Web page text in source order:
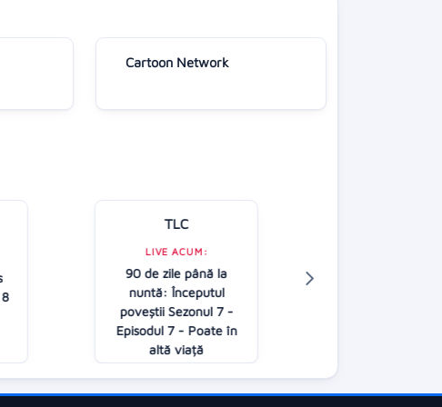
Cartoon Network
TLC
LIVE ACUM:
90 de zile până la
nuntă: Începutul
poveştii Sezonul 7 -
Episodul 7 - Poate în
altă viață